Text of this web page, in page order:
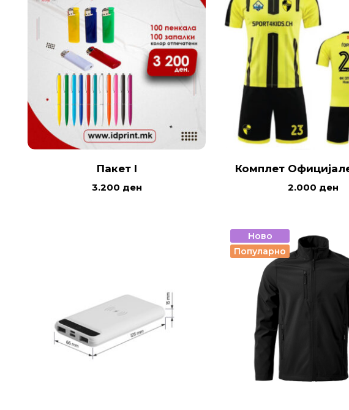
Пакет I
3.200 ден
Комплет
2.000 ден
Ново
Популарно